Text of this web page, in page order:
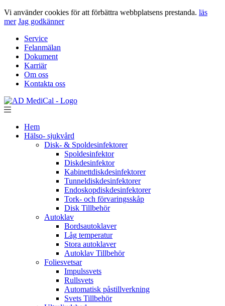
Vi använder cookies för att förbättra webbplatsens prestanda. läs
mer Jag godkänner
Service
Felanmälan
Dokument
Karriär
Om oss
Kontakta oss
Hem
Hälso- sjukvård
Disk- & Spoldesinfektorer
Spoldesinfektor
Diskdesinfektor
Kabinettdiskdesinfektorer
Tunneldiskdesinfektorer
Endoskopdiskdesinfektorer
Tork- och förvaringsskåp
Disk Tillbehör
Autoklav
Bordsautoklaver
Låg temperatur
Stora autoklaver
Autoklav Tillbehör
Foliesvetsar
Impulssvets
Rullsvets
Automatisk påstillverkning
Svets Tillbehör